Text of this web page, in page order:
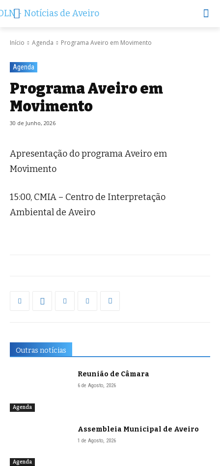
Início Agenda Programa Aveiro em Movimento
Agenda
Programa Aveiro em
Movimento
30 de Junho, 2026
Apresentação do programa Aveiro em
Movimento
15:00, CMIA – Centro de Interpretação
Ambiental de Aveiro
Outras notícias
Agenda
Reunião de Câmara
6 de Agosto, 2026
Agenda
Assembleia Municipal de Aveiro
1 de Agosto, 2026